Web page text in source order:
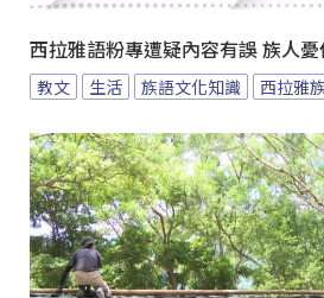
西拉雅語粉專遭疑內容有誤 族人憂
教文 生活 族語文化知識 西拉雅族